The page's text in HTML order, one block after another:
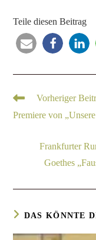
Teile diesen Beitrag
Vorheriger
Premiere von
Frankfurter
Goethes
DAS KÖNNTE